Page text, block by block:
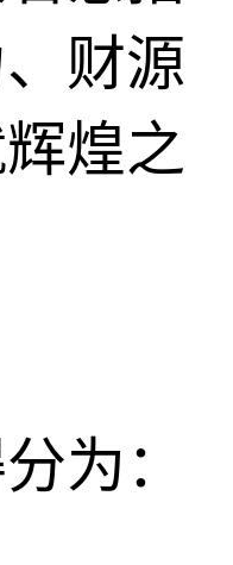
财源
煌之
为：